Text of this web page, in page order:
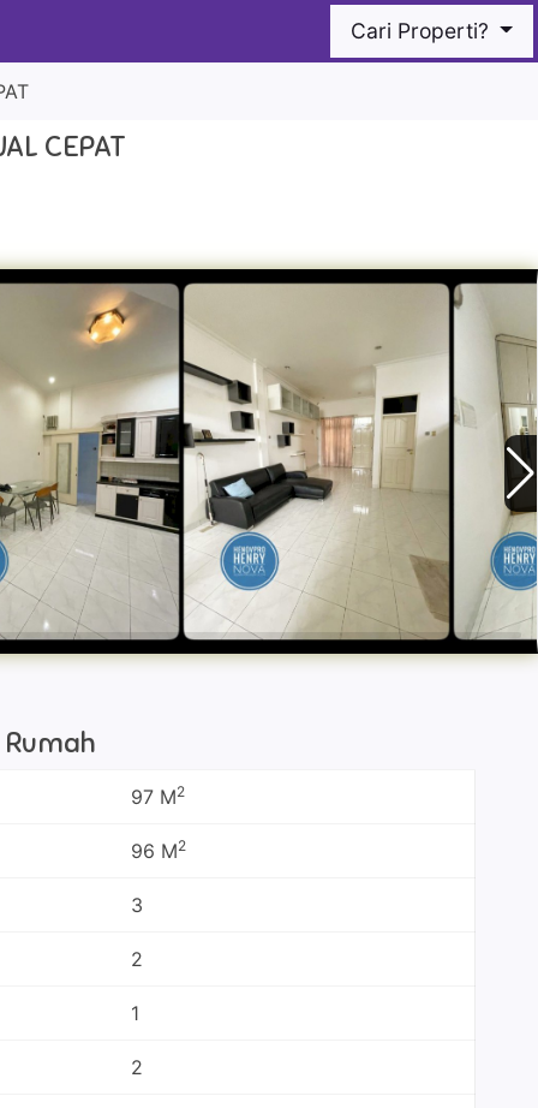
Cari Properti?
CEPAT
97 M2
96 M2
3
2
1
2